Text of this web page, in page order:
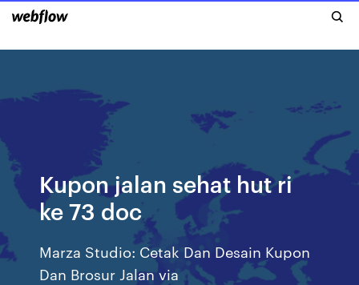
Kupon jalan sehat hut ri
ke 73 doc
Marza Studio: Cetak Dan Desain Kupon
Dan Brosur Jalan via